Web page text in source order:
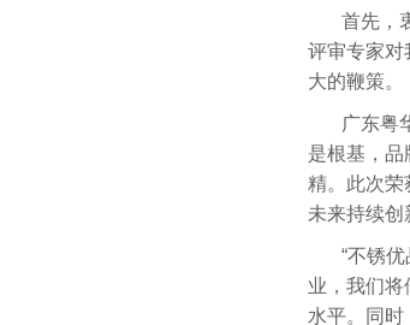
首先，
评审专家对
大的鞭策。
广东粤
是根基，
精。此次荣
未来持续创
“不锈
业，我们
水平。同